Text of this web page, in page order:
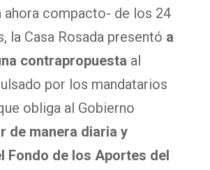
compacto- de los 24
la Casa Rosada presentó a
contrapropuesta al
por los mandatarios
obliga al Gobierno
de manera diaria y
Fondo de los Aportes del